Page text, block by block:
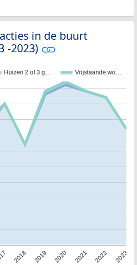
in de buurt
-2023)
Huizen 2 of 3 g… Vrijstaande wo…
2018 2019 2020 2021 2022 2023